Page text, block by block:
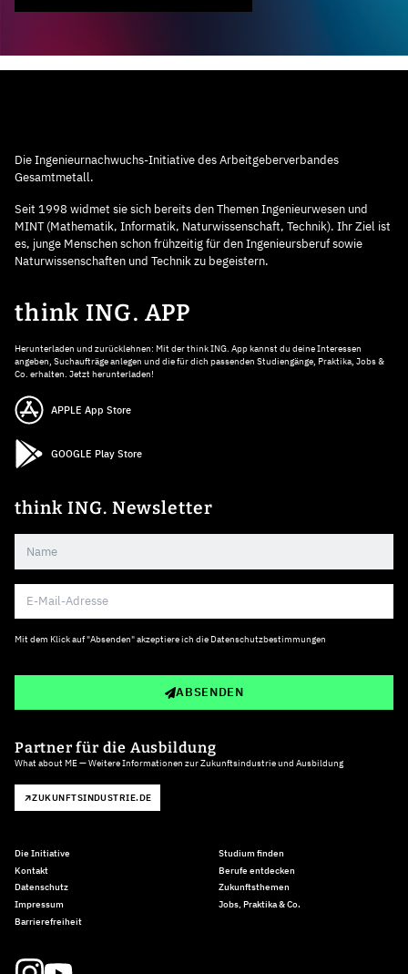
Die Ingenieurnachwuchs-Initiative des Arbeitgeberverbandes
Gesamtmetall.
Seit 1998 widmet sie sich bereits den Themen Ingenieurwesen und
MINT (Mathematik, Informatik, Naturwissenschaft, Technik). Ihr Ziel ist
es, junge Menschen schon frühzeitig für den Ingenieursberuf sowie
Naturwissenschaften und Technik zu begeistern.
think ING. APP
Herunterladen und zurücklehnen: Mit der think ING. App kannst du deine Interessen
angeben, Suchaufträge anlegen und die für dich passenden Studiengänge, Praktika, Jobs &
Co. erhalten. Jetzt herunterladen!
APPLE App Store
GOOGLE Play Store
think ING. Newsletter
Mit dem Klick auf "Absenden" akzeptiere ich die Datenschutzbestimmungen
ABSENDEN
Partner für die Ausbildung
What about ME — Weitere Informationen zur Zukunftsindustrie und Ausbildung
ZUKUNFTSINDUSTRIE.DE
Die Initiative
Kontakt
Datenschutz
Impressum
Barrierefreiheit
Studium finden
Berufe entdecken
Zukunftsthemen
Jobs, Praktika & Co.